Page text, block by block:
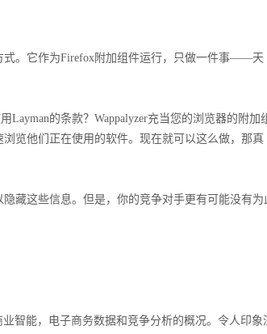
式。它作为Firefox附加组件运行，只做一件事——天
Layman的条款？Wappalyzer充当您的浏览器的附加
览他们正在使用的软件。现在就可以这么做，那真
藏这些信息。但是，你的竞争对手更有可能没有为
智能，电子商务数据和竞争分析的概况。令人印象